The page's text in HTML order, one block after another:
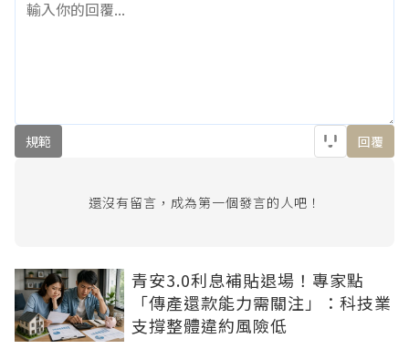
規範 回覆
還沒有留言，成為第一個發言的人吧！
青安3.0利息補貼退場！專家點
「傳產還款能力需關注」：科技業
支撐整體違約風險低